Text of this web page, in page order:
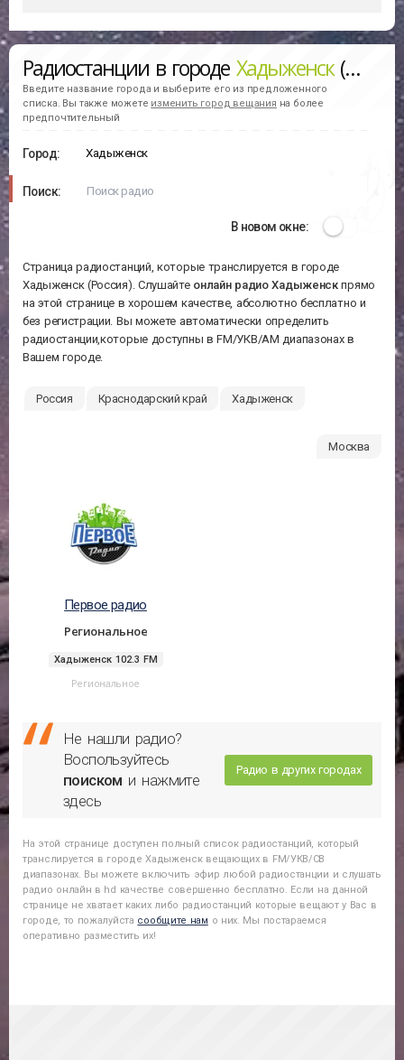
Радиостанции в городе Хадыженск(слушать онлайн)
Введите название города и выберите его из предложенного
списка. Вы также можете изменить город вещания на более
предпочтительный
Город:
Поиск:
В новом окне:
Страница радиостанций, которые транслируется в городе
Хадыженск (Россия). Слушайте онлайн радио Хадыженскпрямо
на этой странице в хорошем качестве, абсолютно бесплатно и
без регистрации. Вы можете автоматически определить
радиостанции,которые доступны в FM/УКВ/АМ диапазонах в
Вашем городе.
Россия Краснодарский край Хадыженск
Москва
Первое радио
Региональное
Хадыженск 102.3 FM
Региональное
Не нашли радио?
Воспользуйтесь
поиском и нажмите
здесь
Радио в других городах
На этой странице доступен полный список радиостанций, который
транслируется в городеХадыженсквещающих в FM/УКВ/СВ
диапазонах. Вы можете включить эфир любой радиостанции и слушать
радио онлайн в hd качестве совершенно бесплатно. Если на данной
странице не хватает каких либо радиостанций которые вещают у Вас в
городе, то пожалуйста сообщите нам о них. Мы постараемся
оперативно разместить их!